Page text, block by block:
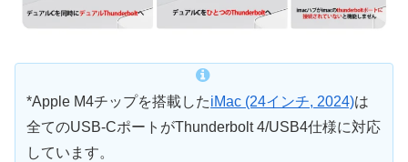
*Apple M4チップを搭載したiMac (24インチ, 2024)は
全てのUSB-CポートがThunderbolt 4/USB4仕様に対応
しています。